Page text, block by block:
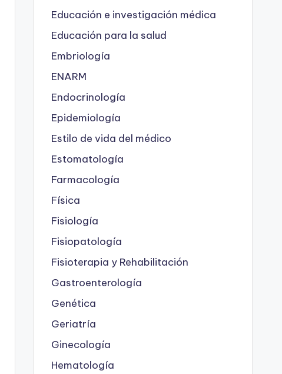
Educación e investigación médica
Educación para la salud
Embriología
ENARM
Endocrinología
Epidemiología
Estilo de vida del médico
Estomatología
Farmacología
Física
Fisiología
Fisiopatología
Fisioterapia y Rehabilitación
Gastroenterología
Genética
Geriatría
Ginecología
Hematología